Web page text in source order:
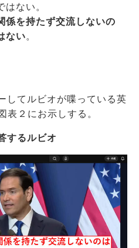
ない。
係を持たず交流しないの
ない。
してルビオが喋っている英
表２にお示しする。
するルビオ